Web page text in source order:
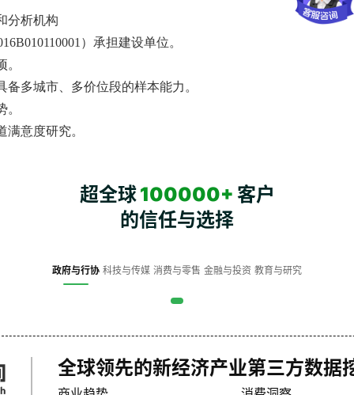
分析机构
）承担建设单位。
多城市、多价位段的样本能力。
意度研究。
超全球100000+ 客户
的信任与选择
政府与行协 科技与传媒 消费与零售 金融与投资 教育与研究
全球领先的新经济产业第三方数据